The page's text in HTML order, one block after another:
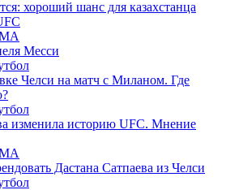
хороший шанс для казахстанца
Месси
Челси на матч с Миланом. Где
изменила историю UFC. Мнение
Дастана Сатпаева из Челси